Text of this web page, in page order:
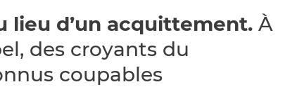
lieu d’un acquittement. À
des croyants du
coupables